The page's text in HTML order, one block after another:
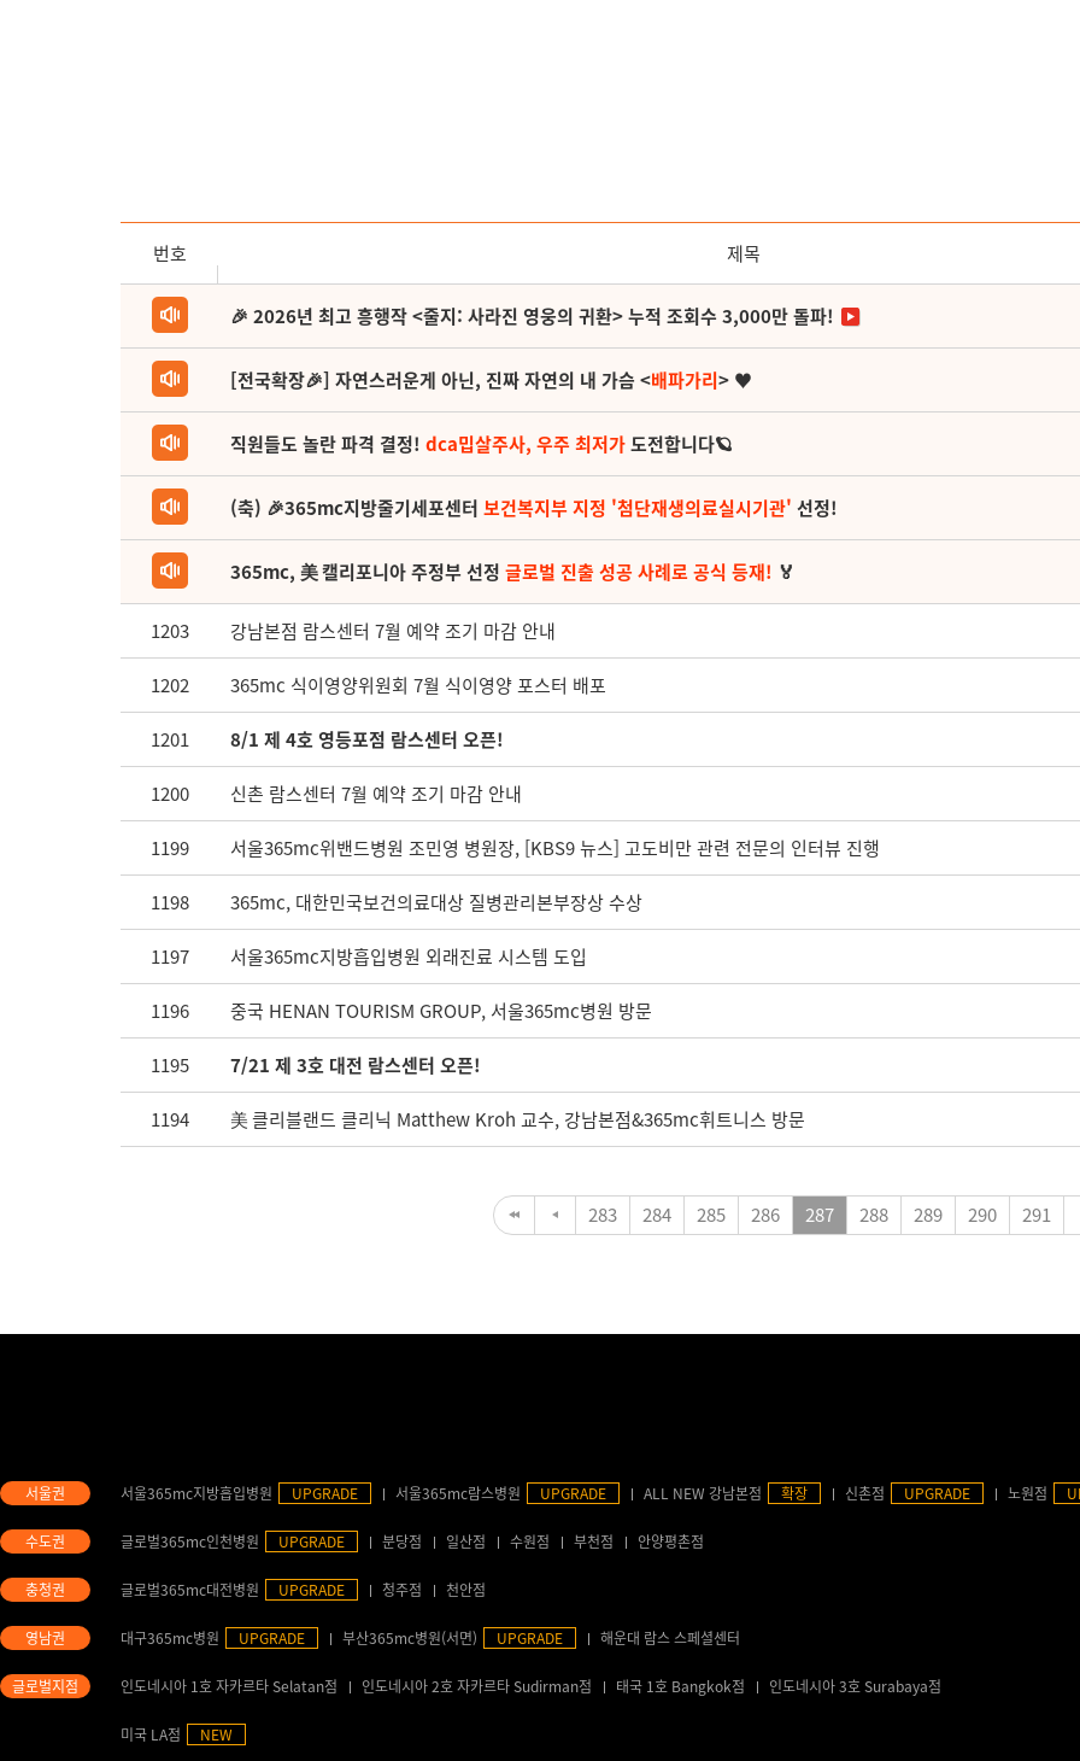
번호 제목
🎉 2026년 최고 흥행작 <줄지: 사라진 영웅의 귀환> 누적 조회수 3,000만 돌파!
[전국확장🎉] 자연스러운게 아닌, 진짜 자연의 내 가슴 <배파가리> ♥
직원들도 놀란 파격 결정! dca밉살주사, 우주 최저가도전합니다🪐
(축) 🎉365mc지방줄기세포센터 보건복지부 지정 '첨단재생의료실시기관' 선정!
365mc, 美 캘리포니아 주정부 선정 글로벌 진출 성공 사례로 공식 등재! 🏅
1203 강남본점 람스센터 7월 예약 조기 마감 안내
1202 365mc 식이영양위원회 7월 식이영양 포스터 배포
1201 8/1 제 4호 영등포점 람스센터 오픈!
1200 신촌 람스센터 7월 예약 조기 마감 안내
1199 서울365mc위밴드병원 조민영 병원장, [KBS9 뉴스] 고도비만 관련 전문의 인터뷰 진행
1198 365mc, 대한민국보건의료대상 질병관리본부장상 수상
1197 서울365mc지방흡입병원 외래진료 시스템 도입
1196 중국 HENAN TOURISM GROUP, 서울365mc병원 방문
1195 7/21 제 3호 대전 람스센터 오픈!
1194 美 클리블랜드 클리닉 Matthew Kroh 교수, 강남본점&365mc휘트니스 방문
283 284 285 286 287 288 289 290 291
서울365mc지방흡입병원 UPGRADE 서울365mc람스병원 UPGRADE ALL NEW 강남본점 확장 신촌점 UPGRADE 노원점
글로벌365mc인천병원 UPGRADE 분당점 일산점 수원점 부천점 안양평촌점
글로벌365mc대전병원 UPGRADE 청주점 천안점
대구365mc병원 UPGRADE 부산365mc병원(서면) UPGRADE 해운대 람스 스페셜센터
인도네시아 1호 자카르타 Selatan점 인도네시아 2호 자카르타 Sudirman점 태국 1호 Bangkok점 인도네시아 3호 Surabaya점
미국 LA점 NEW